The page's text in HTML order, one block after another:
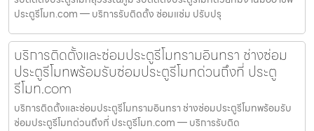
ประตูรีโมท.com — บริการรับติดตั้ง ซ่อมแซ่ม ปรับปรุ
บริการติดตั้งและซ่อมประตูรีโมทรามอินทรา ช่างซ่อม
ประตูรีโมทพร้อมรับซ่อมประตูรีโมทด่วนถึงที่ ประตู
รีโมท.com
บริการติดตั้งและซ่อมประตูรีโมทรามอินทรา ช่างซ่อมประตูรีโมทพร้อมรับ
ซ่อมประตูรีโมทด่วนถึงที่ ประตูรีโมท.com — บริการรับติด